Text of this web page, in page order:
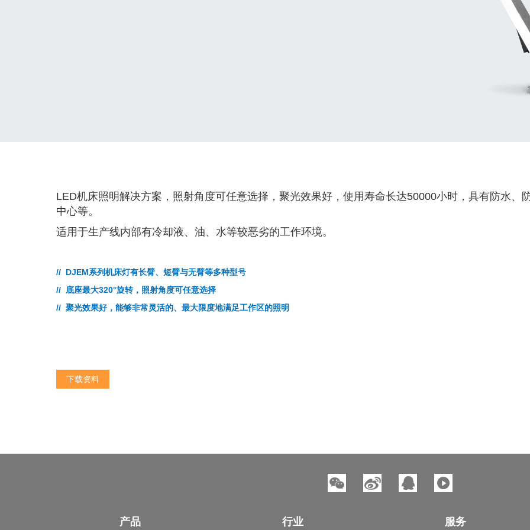
LED机床照明解决方案，照射角度可任意选择，聚光效果好，使用寿命长达50000小时，具有防水
中心等。
适用于生产线内部有冷却液、油、水等较恶劣的工作环境。
// DJEM系列机床灯有长臂、短臂与无臂等多种型号
// 底座最大320°旋转，照射角度可任意选择
// 聚光效果好，能够非常灵活的、最大限度地满足工作区的照明
下载资料
产品 行业 服务